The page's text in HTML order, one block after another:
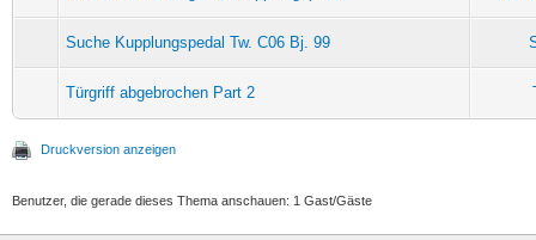
Suche Kupplungspedal Tw. C06 Bj. 99
Türgriff abgebrochen Part 2
Druckversion anzeigen
Benutzer, die gerade dieses Thema anschauen: 1 Gast/Gäste